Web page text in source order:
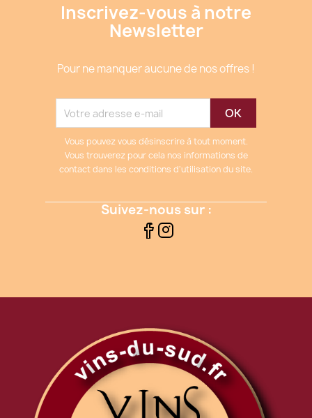
Inscrivez-vous à notre
Newsletter
Pour ne manquer aucune de nos offres !
Vous pouvez vous désinscrire à tout moment.
Vous trouverez pour cela nos informations de
contact dans les conditions d'utilisation du site.
Suivez-nous sur :